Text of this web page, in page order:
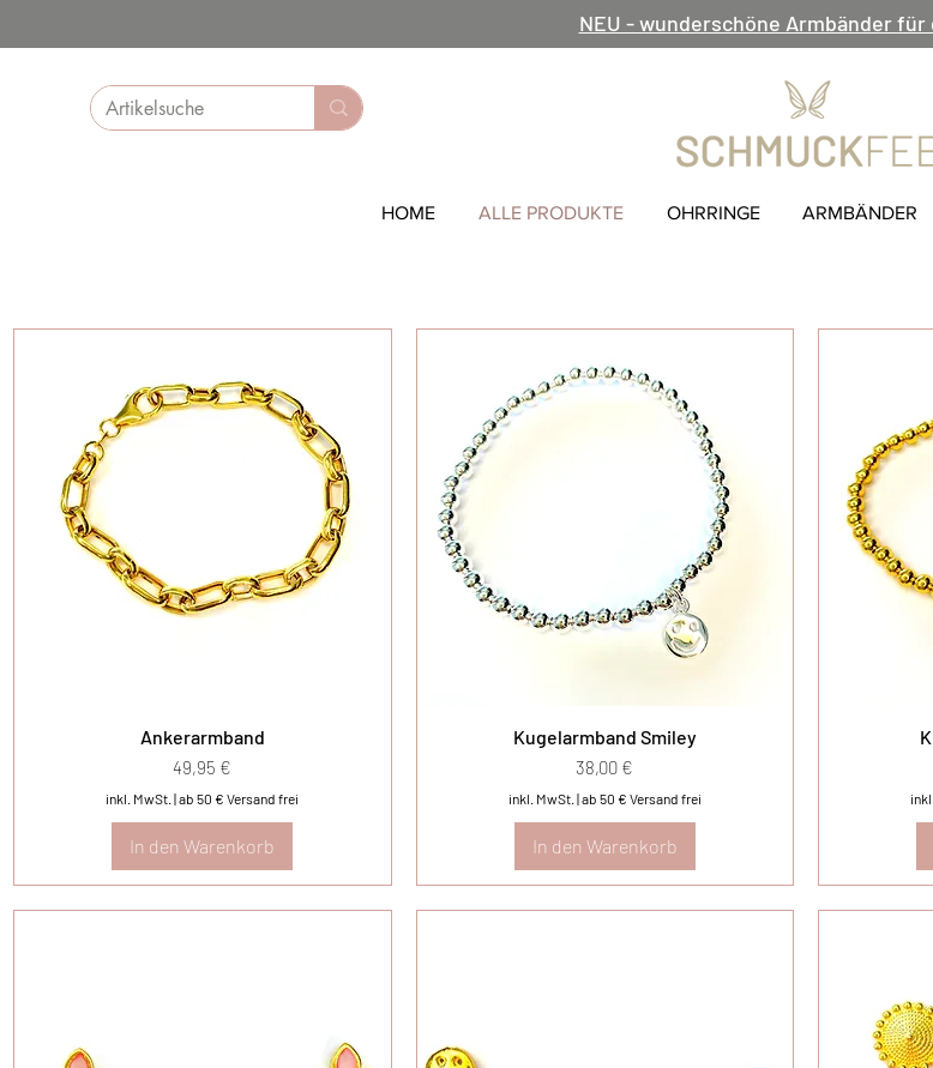
NEU - wunderschöne Armbänder für
HOME ALLE PRODUKTE OHRRINGE ARMBÄNDER
Ankerarmband
Preis
49,95 €
inkl. MwSt. |ab 50 € Versand frei
In den Warenkorb
Kugelarmband Smiley
Preis
38,00 €
inkl. MwSt. |ab 50 € Versand frei
In den Warenkorb